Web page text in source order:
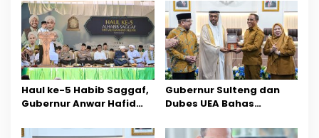
p
o
s
Haul ke-5 Habib Saggaf,
Gubernur Anwar Hafid
Ilmu dan Pendidikan
Gubernur Sulteng dan
Dubes UEA Bahas
Sektor Jadi Prioritas